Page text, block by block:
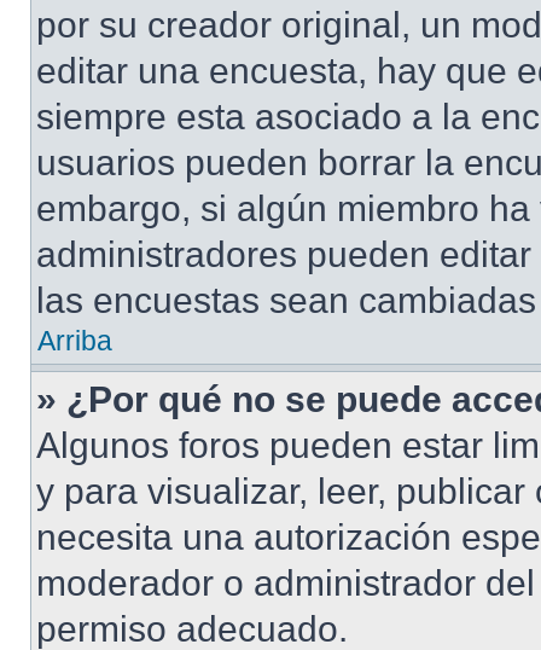
por su creador original, un
editar una encuesta, hay que
siempre esta asociado a la
usuarios pueden borrar la
embargo, si algún miembro
administradores pueden
las encuestas sean
Arriba
» ¿Por qué no se puede
Algunos foros pueden estar
y para visualizar, leer,
necesita una autorización
moderador o administrador
permiso adecuado.